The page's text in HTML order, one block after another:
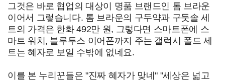
그것은 바로 협업의 대상이 명품 브랜드인 톰 브라운
이어서 그렇습니다. 톰 브라운의 구두약과 구둣솔 세
트의 가격은 한화 492만 원, 그렇다면 스마트폰에 스
마트 워치, 블루투스 이어폰까지 주는 갤럭시 폴드 세
트는 혜자로 보일 수밖에 없네요.
이를 본 누리꾼들은 "진짜 혜자가 맞네" "세상은 넓고